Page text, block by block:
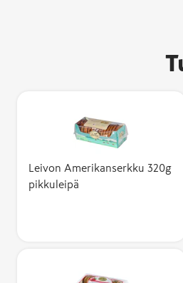
Leivon Amerikanserkku 320g
pikkuleipä